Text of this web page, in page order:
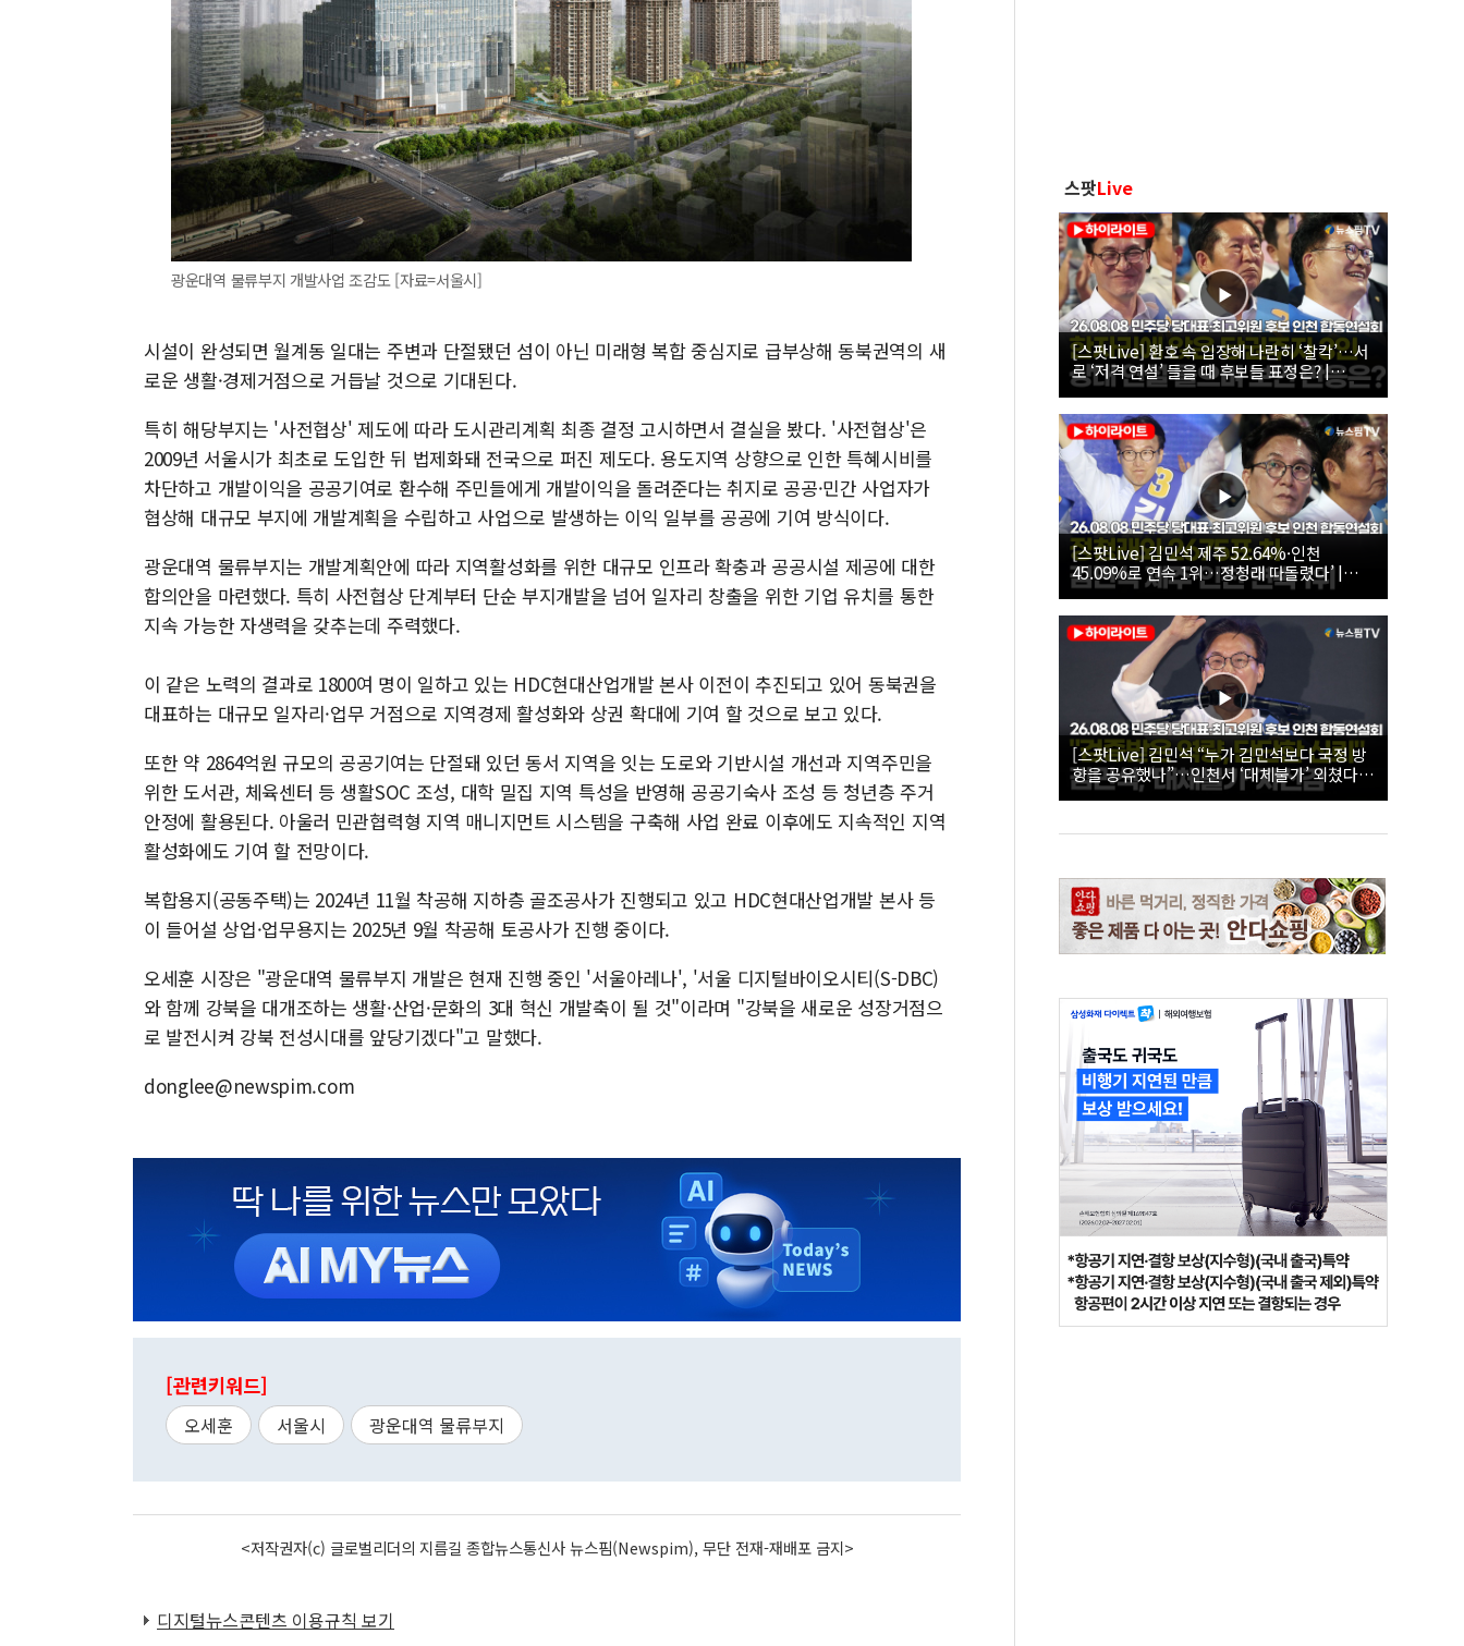
광운대역 물류부지 개발사업 조감도 [자료=서울시]
시설이 완성되면 월계동 일대는 주변과 단절됐던 섬이 아닌 미래형 복합 중심지로 급부상해 동북권역의 새
로운 생활·경제거점으로 거듭날 것으로 기대된다.
특히 해당부지는 '사전협상' 제도에 따라 도시관리계획 최종 결정 고시하면서 결실을 봤다. '사전협상'은
2009년 서울시가 최초로 도입한 뒤 법제화돼 전국으로 퍼진 제도다. 용도지역 상향으로 인한 특혜시비를
차단하고 개발이익을 공공기여로 환수해 주민들에게 개발이익을 돌려준다는 취지로 공공·민간 사업자가
협상해 대규모 부지에 개발계획을 수립하고 사업으로 발생하는 이익 일부를 공공에 기여 방식이다.
광운대역 물류부지는 개발계획안에 따라 지역활성화를 위한 대규모 인프라 확충과 공공시설 제공에 대한
합의안을 마련했다. 특히 사전협상 단계부터 단순 부지개발을 넘어 일자리 창출을 위한 기업 유치를 통한
지속 가능한 자생력을 갖추는데 주력했다.
이 같은 노력의 결과로 1800여 명이 일하고 있는 HDC현대산업개발 본사 이전이 추진되고 있어 동북권을
대표하는 대규모 일자리·업무 거점으로 지역경제 활성화와 상권 확대에 기여 할 것으로 보고 있다.
또한 약 2864억원 규모의 공공기여는 단절돼 있던 동서 지역을 잇는 도로와 기반시설 개선과 지역주민을
위한 도서관, 체육센터 등 생활SOC 조성, 대학 밀집 지역 특성을 반영해 공공기숙사 조성 등 청년층 주거
안정에 활용된다. 아울러 민관협력형 지역 매니지먼트 시스템을 구축해 사업 완료 이후에도 지속적인 지역
활성화에도 기여 할 전망이다.
복합용지(공동주택)는 2024년 11월 착공해 지하층 골조공사가 진행되고 있고 HDC현대산업개발 본사 등
이 들어설 상업·업무용지는 2025년 9월 착공해 토공사가 진행 중이다.
오세훈 시장은 "광운대역 물류부지 개발은 현재 진행 중인 '서울아레나', '서울 디지털바이오시티(S-DBC)
와 함께 강북을 대개조하는 생활·산업·문화의 3대 혁신 개발축이 될 것"이라며 "강북을 새로운 성장거점으
로 발전시켜 강북 전성시대를 앞당기겠다"고 말했다.
donglee@newspim.com
[관련키워드]
오세훈 서울시 광운대역 물류부지
<저작권자(c) 글로벌리더의 지름길 종합뉴스통신사 뉴스핌(Newspim), 무단 전재-재배포 금지>
디지털뉴스콘텐츠 이용규칙 보기
스팟Live
[스팟Live] 환호 속 입장해 나란히 ‘찰칵’…서
로 ‘저격 연설’ 들을 때 후보들 표정은? |
26.08.08 더불어민주당 당대표·최고위원 후
보 인천 합동연설회
[스팟Live] 김민석 제주 52.64%·인천
45.09%로 연속 1위…정청래 따돌렸다’ |
26.08.08 더불어민주당 당대표·최고위원 후
보 인천 합동연설회
[스팟Live] 김민석 “누가 김민석보다 국정 방
향을 공유했나”…인천서 ‘대체불가’ 외쳤다 |
26.08.08 더불어민주당 당대표·최고위원 후